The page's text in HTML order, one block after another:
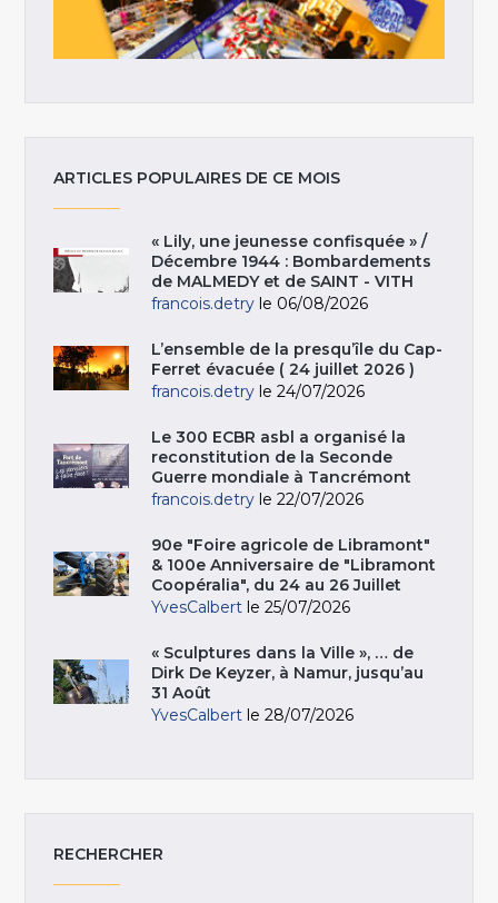
ARTICLES POPULAIRES DE CE MOIS
« Lily, une jeunesse confisquée » /
Décembre 1944 : Bombardements
de MALMEDY et de SAINT - VITH
francois.detry le 06/08/2026
L’ensemble de la presqu’île du Cap-
Ferret évacuée ( 24 juillet 2026 )
francois.detry le 24/07/2026
Le 300 ECBR asbl a organisé la
reconstitution de la Seconde
Guerre mondiale à Tancrémont
francois.detry le 22/07/2026
90e "Foire agricole de Libramont"
& 100e Anniversaire de "Libramont
Coopéralia", du 24 au 26 Juillet
YvesCalbert le 25/07/2026
« Sculptures dans la Ville », … de
Dirk De Keyzer, à Namur, jusqu’au
31 Août
YvesCalbert le 28/07/2026
RECHERCHER